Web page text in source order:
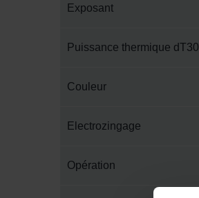
Exposant
Puissance thermique dT30
Couleur
Electrozingage
Opération